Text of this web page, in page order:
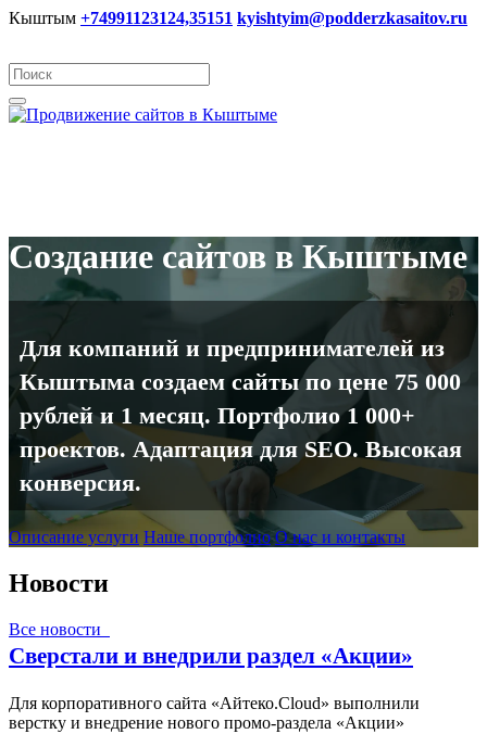
Кыштым +74991123124,35151 kyishtyim@podderzkasaitov.ru
Создание сайтов в Кыштыме
Для компаний и предпринимателей из
Кыштыма создаем сайты по цене 75 000
рублей и 1 месяц. Портфолио 1 000+
проектов. Адаптация для SEO. Высокая
конверсия.
Описание услуги Наше портфолио О нас и контакты
Новости
Все новости
Сверстали и внедрили раздел «Акции»
Для корпоративного сайта «Айтеко.Cloud» выполнили
верстку и внедрение нового промо-раздела «Акции»